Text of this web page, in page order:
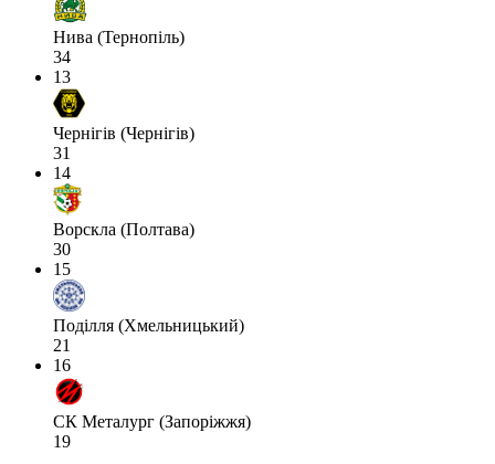
Нива (Тернопіль)
34
13
Чернігів (Чернігів)
31
14
Ворскла (Полтава)
30
15
Поділля (Хмельницький)
21
16
СК Металург (Запоріжжя)
19